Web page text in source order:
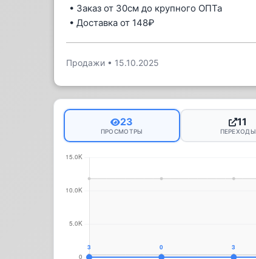
• Заказ от 30см до крупного ОПТа
• Доставка от 148₽
Продажи • 15.10.2025
23
ПРОСМОТРЫ
11
ПЕРЕХОДЫ